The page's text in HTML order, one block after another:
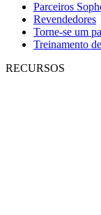
Parceiros
Revendedores
Torne-se um
Treinamento
RECURSOS